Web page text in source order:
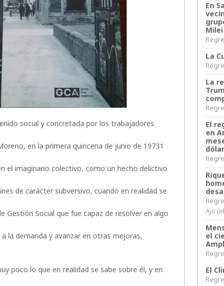
social y concretada por los trabajadores
en la primera quincena de junio de 19731
el imaginario colectivo, como un hecho delictivo
de carácter subversivo, cuando en realidad se
Gestión Social que fue capaz de resolver en algo
la demanda y avanzar en otras mejoras,
poco lo que en realidad se sabe sobre él, y en
En
Milei
La
La
El
en
Ajo (el
el
El